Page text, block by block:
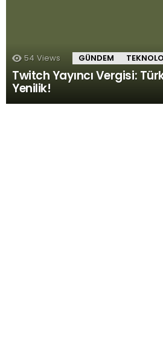
54 Views GÜNDEM
Twitch Yayıncı Vergisi:
Yenilik!